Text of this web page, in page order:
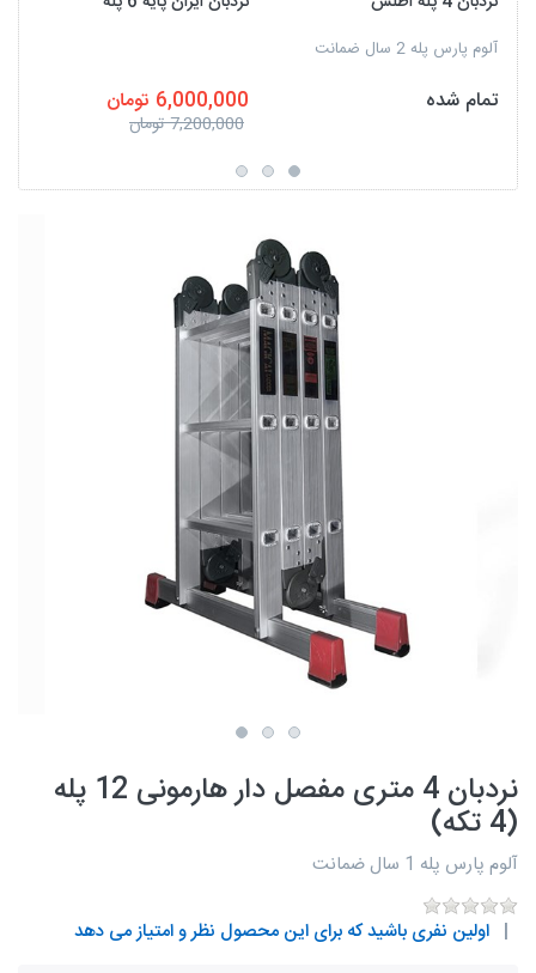
آلوم پارس پله 2 سال ضمانت
تمام شده 6,000,000 تومان
7,200,000 تومان
نردبان 4 متری مفصل دار هارمونی 12 پله
(4 تکه)
آلوم پارس پله 1 سال ضمانت
اولین نفری باشید که برای این محصول نظر و امتیاز می دهد